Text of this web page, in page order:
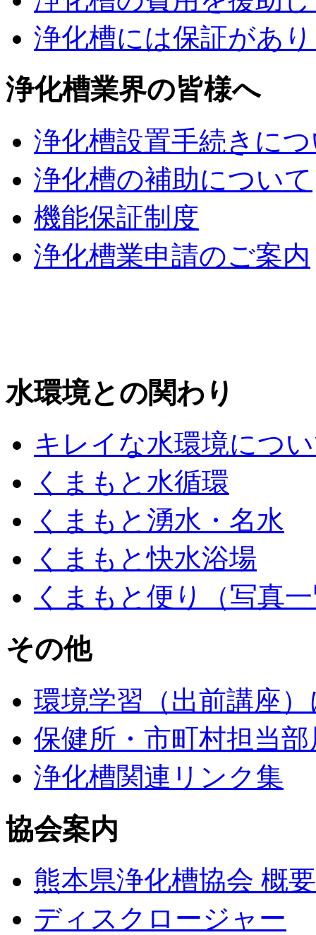
浄化槽には保証があ
浄化槽業界の皆様へ
浄化槽設置手続きに
浄化槽の補助について
機能保証制度
浄化槽業申請のご案内
水環境との関わり
キレイな水環境につ
くまもと水循環
くまもと湧水・名水
くまもと快水浴場
くまもと便り（写真
その他
環境学習（出前講座
保健所・市町村担当部
浄化槽関連リンク集
協会案内
熊本県浄化槽協会 概要
ディスクロージャー